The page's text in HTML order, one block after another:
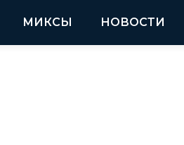
МИКСЫ НОВОСТИ